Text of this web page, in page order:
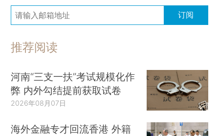
订阅
推荐阅读
河南“三支一扶”考试规模化作
弊 内外勾结提前获取试卷
2026年08月07日
海外金融专才回流香港 外籍